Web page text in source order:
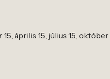
április 15., július 15., október